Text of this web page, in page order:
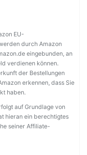
EU-
durch Amazon
eingebunden, an
verdienen können.
der Bestellungen
erkennen, dass Sie
haben.
auf Grundlage von
hieran ein berechtigtes
seiner Affiliate-